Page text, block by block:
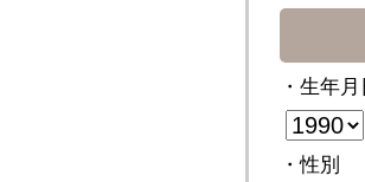
・生年月
・性別